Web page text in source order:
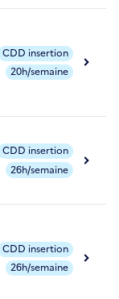
CDD insertion
20h/semaine
CDD insertion
26h/semaine
CDD insertion
26h/semaine